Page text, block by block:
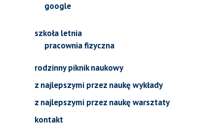
google
szkoła letnia
pracownia fizyczna
rodzinny piknik naukowy
z najlepszymi przez naukę wykłady
z najlepszymi przez naukę warsztaty
kontakt